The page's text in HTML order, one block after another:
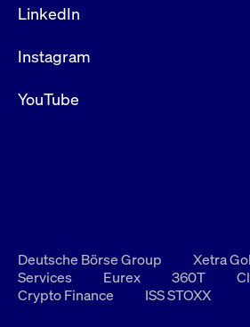
LinkedIn
Instagram
YouTube
Deutsche Börse Group Xetra
Services
Eurex 360T
Crypto Finance
ISS STOXX